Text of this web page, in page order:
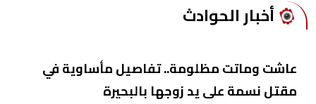
أخبار الحوادث
عاشت وماتت مظلومة.. تفاصيل مأساوية في
مقتل نسمة على يد زوجها بالبحيرة